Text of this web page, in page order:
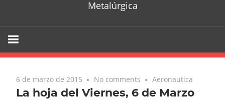
Metalúrgica
6 de marzo de 2015 No comments Aeronautica
La hoja del Viernes, 6 de Marzo